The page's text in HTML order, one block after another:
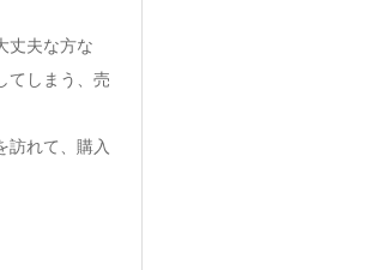
丈夫な方な
てしまう、売
訪れて、購入